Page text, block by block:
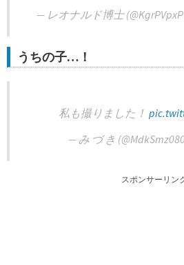
— レオナルド博士
うちの子…！
私も撮りました！
— み づ き
スポンサーリン